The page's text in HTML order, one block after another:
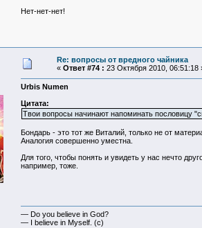
Нет-нет-нет!
Re: вопросы от вредного чайника
« Ответ #74 : 23 Октября 2010, 06:51:18
Urbis Numen
Цитата:
Твои вопросы начинают напоминать пословицу
Бондарь - это тот же Виталий, только не от
Аналогия совершенно уместна.
Для того, чтобы понять и увидеть у нас нечто
например, тоже.
— Do you believe in God?
— I believe in Myself. (c)